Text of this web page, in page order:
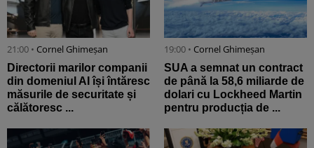
21:00 • Cornel Ghimeșan
Directorii marilor companii
din domeniul AI își întăresc
măsurile de securitate și
călătoresc ...
19:00 • Cornel Ghimeșan
SUA a semnat un contract
de până la 58,6 miliarde de
dolari cu Lockheed Martin
pentru producția de ...